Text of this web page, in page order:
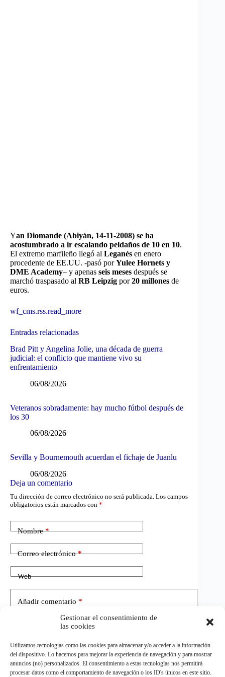
Gestionar el consentimiento de
las cookies
Utilizamos tecnologías como las cookies para almacenar y/o acceder a la información
del dispositivo. Lo hacemos para mejorar la experiencia de navegación y para mostrar
anuncios (no) personalizados. El consentimiento a estas tecnologías nos permitirá
procesar datos como el comportamiento de navegación o los ID's únicos en este sitio.
Yan Diomande (Abiyán, 14-11-2008) se ha
acostumbrado a ir escalando peldaños de 10 en 10.
El extremo marfileño llegó al Leganés en enero
procedente de EE.UU. -pasó porYulee Hornets y
DME Academy– y apenas seis meses después se
marchó traspasado al RB Leipzig por20 millones de
euros.
wf_cms.rss.read_more
Entradas relacionadas
Brad Pitt y Angelina Jolie, una década de guerra
judicial: el conflicto que mantiene vivo su
enfrentamiento
06/08/2026
Veteranos sobradamente: hay mucho fútbol después de
los 30
06/08/2026
Sevilla y Bournemouth acuerdan el fichaje de Juanlu
06/08/2026
Deja un comentario
Tu dirección de correo electrónico no será publicada. Los campos
obligatorios están marcados con *
Nombre*
Correo electrónico*
Web
Añadir comentario *